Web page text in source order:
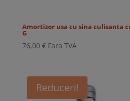
Amortizor usa cu sina culisanta cu
G
76,00 € Fara TVA
Reduceri!